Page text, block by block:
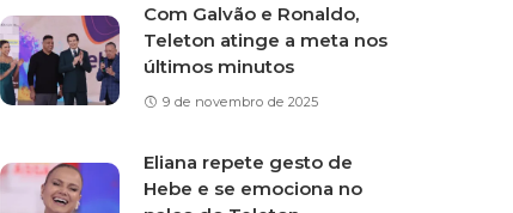
Com Galvão e Ronaldo,
Teleton atinge a meta nos
últimos minutos
9 de novembro de 2025
Eliana repete gesto de
Hebe e se emociona no